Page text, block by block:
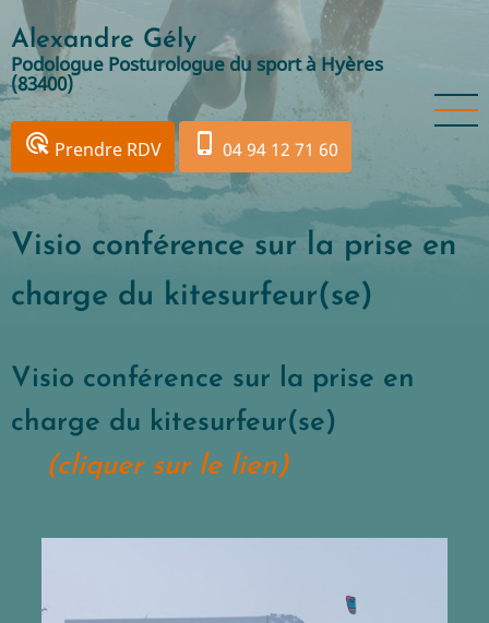
Aller
au
contenu
principal
Alexandre Gély
Podologue Posturologue du sport à Hyères
(83400)
ads_click Prendre RDV phone_iphone 04 94 12 71 60
Visio conférence sur la prise en
charge du kitesurfeur(se)
Visio conférence sur la prise en
charge du kitesurfeur(se)
(cliquer sur le lien)